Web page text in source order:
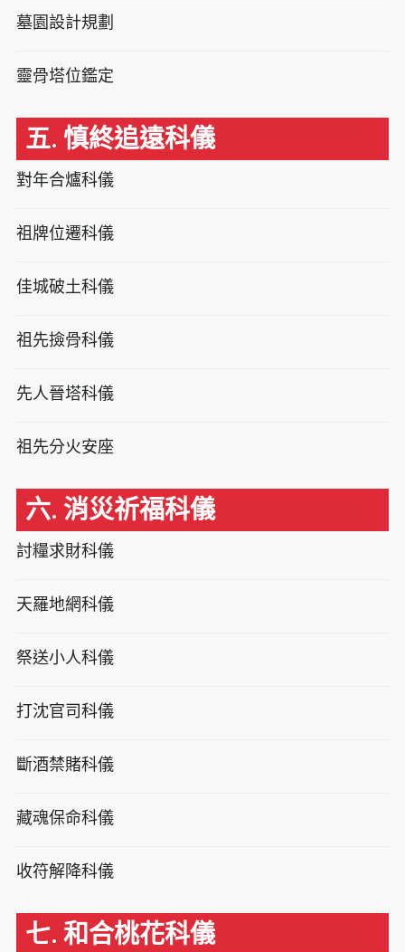
墓園設計規劃
靈骨塔位鑑定
五. 慎終追遠科儀
對年合爐科儀
祖牌位遷科儀
佳城破土科儀
祖先撿骨科儀
先人晉塔科儀
祖先分火安座
六. 消災祈福科儀
討糧求財科儀
天羅地網科儀
祭送小人科儀
打沈官司科儀
斷酒禁賭科儀
藏魂保命科儀
收符解降科儀
七. 和合桃花科儀